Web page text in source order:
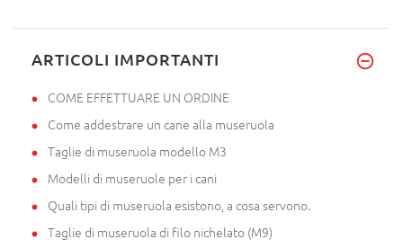
ARTICOLI IMPORTANTI
COME EFFETTUARE UN ORDINE
Come addestrare un cane alla museruola
Taglie di museruola modello M3
Modelli di museruole per i cani
Quali tipi di museruola esistono, a cosa servono.
Taglie di museruola di filo nichelato (M9)